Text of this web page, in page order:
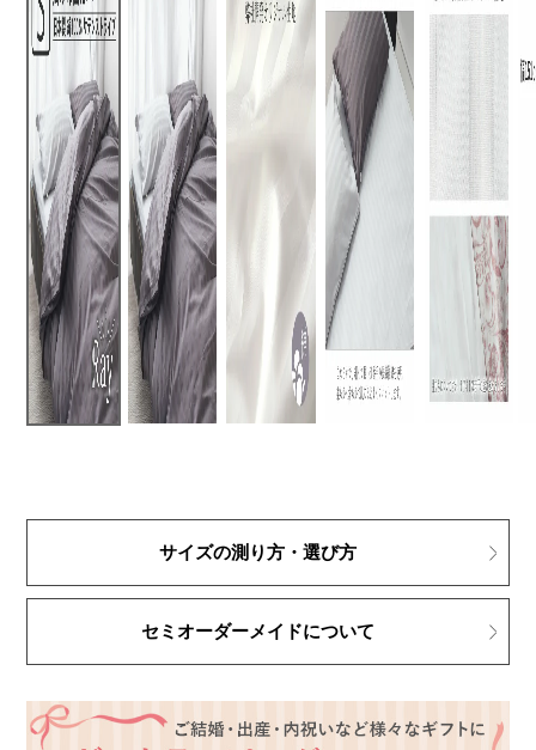
サイズの測り方・選び方
セミオーダーメイドについて